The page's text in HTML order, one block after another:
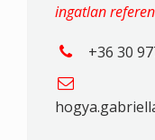
ingatlan
+36 30